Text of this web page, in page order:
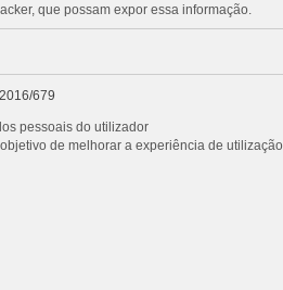
que possam expor essa informação.
679
pessoais do utilizador
de melhorar a experiência de